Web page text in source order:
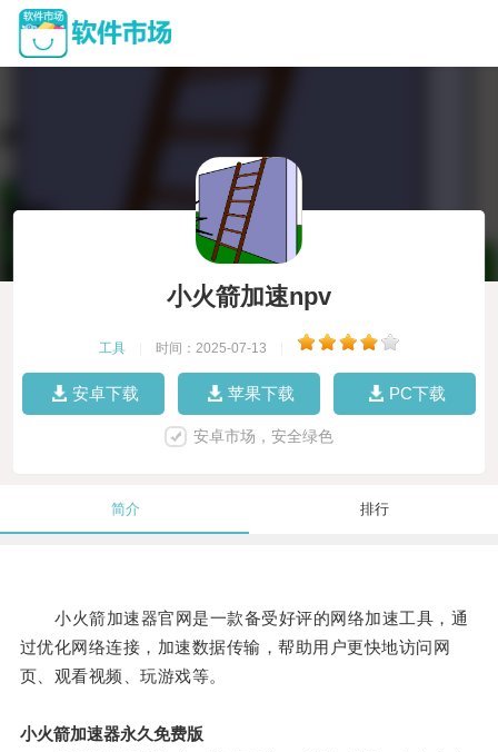
小火箭加速npv
工具 时间：2025-07-13
安卓下载 苹果下载 PC下载
安卓市场，安全绿色
简介 排行
小火箭加速器官网是一款备受好评的网络加速工具，通
过优化网络连接，加速数据传输，帮助用户更快地访问网
页、观看视频、玩游戏等。
小火箭加速器永久免费版